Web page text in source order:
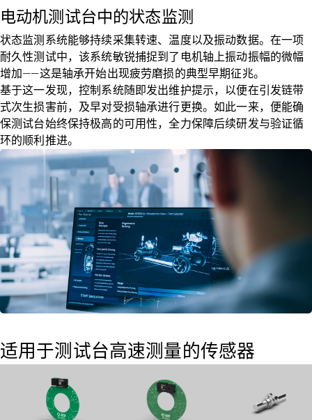
电动机测试台中的状态监测
状态监测系统能够持续采集转速、温度以及振动数据。在一项
耐久性测试中，该系统敏锐捕捉到了电机轴上振动振幅的微幅
增加——这是轴承开始出现疲劳磨损的典型早期征兆。
基于这一发现，控制系统随即发出维护提示，以便在引发链带
式次生损害前，及早对受损轴承进行更换。如此一来，便能确
保测试台始终保持极高的可用性，全力保障后续研发与验证循
环的顺利推进。
适用于测试台高速测量的传感器